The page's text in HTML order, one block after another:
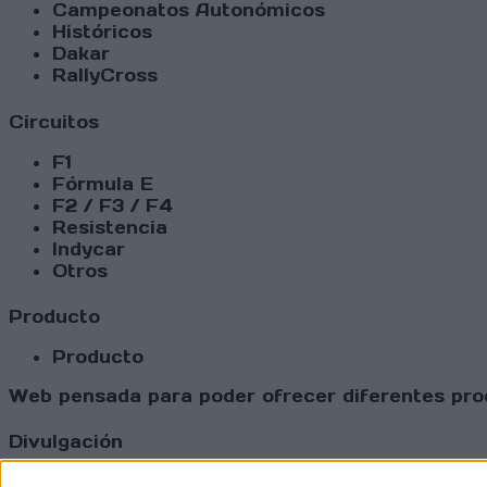
Campeonatos Autonómicos
Históricos
Dakar
RallyCross
Circuitos
F1
Fórmula E
F2 / F3 / F4
Resistencia
Indycar
Otros
Producto
Producto
Web pensada para poder ofrecer diferentes
Divulgación